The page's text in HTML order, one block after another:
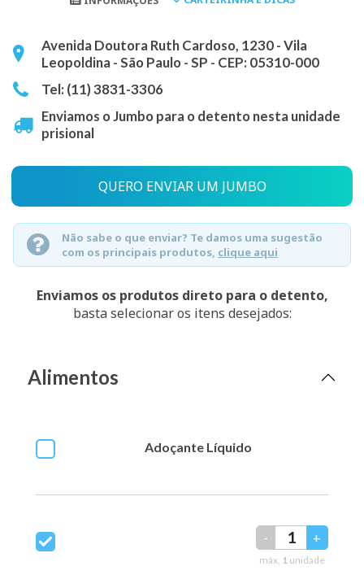
Avenida Doutora Ruth Cardoso, 1230 - Vila
Leopoldina - São Paulo - SP - CEP: 05310-000
Tel: (11) 3831-3306
Enviamos o Jumbo para o detento nesta unidade
prisional
QUERO ENVIAR UM JUMBO
Não sabe o que enviar? Te damos uma sugestão
com os principais produtos, clique aqui
Enviamos os produtos direto para o detento,
basta selecionar os itens desejados:
Alimentos
Adoçante Líquido
- +
máx. 1 unidade